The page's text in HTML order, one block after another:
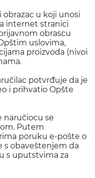
obrazac u koji unosi
internet stranici
obrascu
uslovima,
proizvoda (nivoi
potvrđuje da je
i prihvatio Opšte
naručiocu se
Putem
poruku e-pošte o
s obaveštenjem da
s uputstvima za